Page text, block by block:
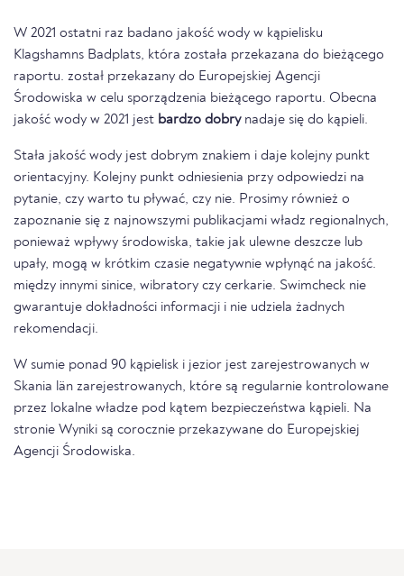
W 2021 ostatni raz badano jakość wody w kąpielisku
Klagshamns Badplats, która została przekazana do bieżącego
raportu. został przekazany do Europejskiej Agencji
Środowiska w celu sporządzenia bieżącego raportu. Obecna
jakość wody w 2021 jest bardzo dobrynadaje się do kąpieli.
Stała jakość wody jest dobrym znakiem i daje kolejny punkt
orientacyjny. Kolejny punkt odniesienia przy odpowiedzi na
pytanie, czy warto tu pływać, czy nie. Prosimy również o
zapoznanie się z najnowszymi publikacjami władz regionalnych,
ponieważ wpływy środowiska, takie jak ulewne deszcze lub
upały, mogą w krótkim czasie negatywnie wpłynąć na jakość.
między innymi sinice, wibratory czy cerkarie. Swimcheck nie
gwarantuje dokładności informacji i nie udziela żadnych
rekomendacji.
W sumie ponad 90 kąpielisk i jezior jest zarejestrowanych w
Skania län zarejestrowanych, które są regularnie kontrolowane
przez lokalne władze pod kątem bezpieczeństwa kąpieli. Na
stronie Wyniki są corocznie przekazywane do Europejskiej
Agencji Środowiska.